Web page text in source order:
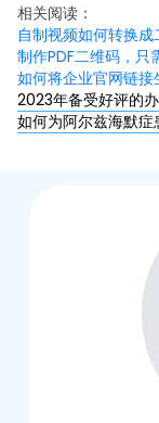
相关阅读：
自制视频如何转换
制作PDF二维码，
如何将企业官网链接
2023年备受好评的
如何为阿尔兹海默症